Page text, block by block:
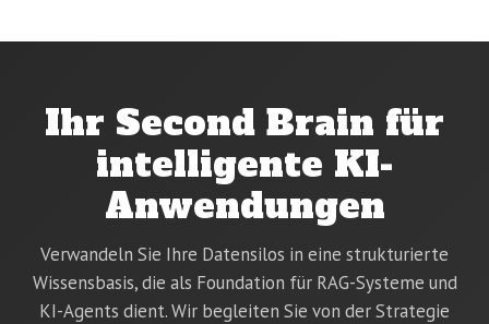
Ihr Second Brain für
intelligente KI-
Anwendungen
Verwandeln Sie Ihre Datensilos in eine strukturierte
Wissensbasis, die als Foundation für RAG-Systeme und
KI-Agents dient. Wir begleiten Sie von der Strategie